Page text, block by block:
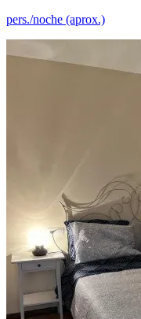
pers./noche (aprox.)